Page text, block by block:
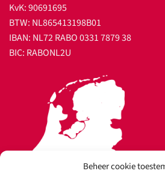
Beheer cookie
KvK: 90691695
BTW: NL865413198B01
IBAN: NL72 RABO 0331 7879 38
BIC: RABONL2U